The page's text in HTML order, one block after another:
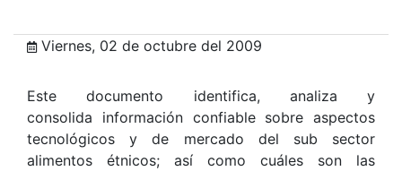
Viernes, 02 de octubre del 2009
Este documento identifica, analiza y
consolida información confiable sobre aspectos
tecnológicos y de mercado del sub sector
alimentos étnicos; así como cuáles son las